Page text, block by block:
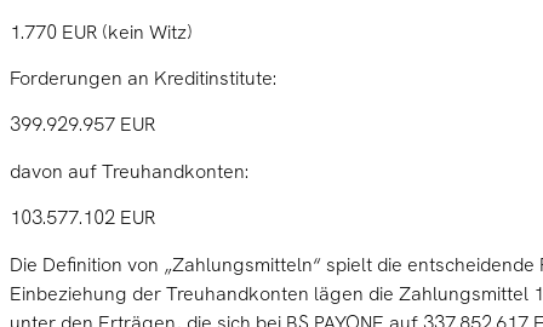
1.770 EUR (kein Witz)
Forderungen an Kreditinstitute:
399.929.957 EUR
davon auf Treuhandkonten:
103.577.102 EUR
Die Definition von „Zahlungsmitteln“ spielt die entscheidende
Einbeziehung der Treuhandkonten lägen die Zahlungsmittel